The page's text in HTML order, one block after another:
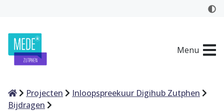
Menu
HomeProjecten
Inloopspreekuur Digihub Zutphen
Bijdragen